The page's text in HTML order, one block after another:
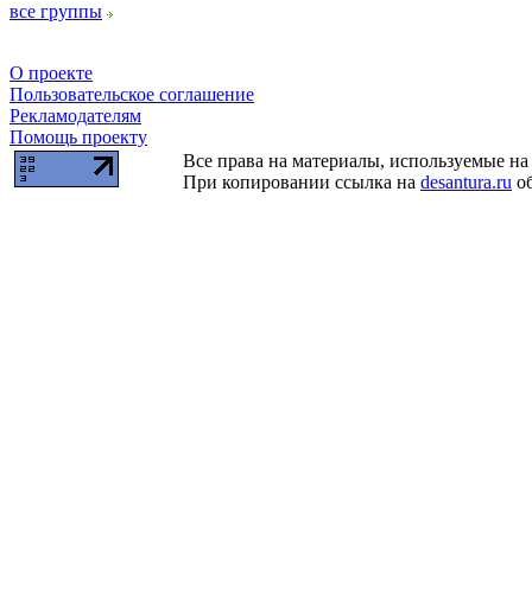
все группы
О проекте
Пользовательское соглашение
Рекламодателям
Помощь проекту
Все права на материалы, используемые
При копировании ссылка на desantura.ru